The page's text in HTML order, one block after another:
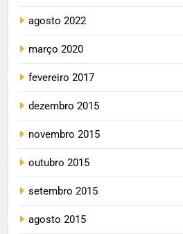
agosto 2022
março 2020
fevereiro 2017
dezembro 2015
novembro 2015
outubro 2015
setembro 2015
agosto 2015